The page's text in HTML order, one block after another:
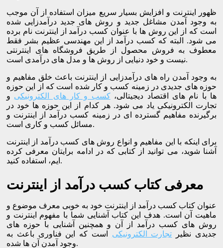
ظهور اینترنت و افزایش بسیار سریع میزان استفاده از آن موجب
به وجود آمدن مشاغل جدید و روش های جدید درآمدزایی شده
است که از این روش ها با عنوان کسب درآمد از اینترنت نام برده
می شود. البته که کسب درآمد از این مهندسی عظیم بشر فقط
معطوف به فروش محصول از طریق فروشگاه های اینترنتی
نیست و خود دنیایی از روش ها و مدل های درآمدی است.
به وجود آمدن راه های درآمدزایی از اینترنت باعث خلق مفاهیم و
حوزه های جدیدی در زمینه کسب و کار شده است که از این حوزه
ها با نام های اقتصاد دیجیتالی،کسب و کار های الکترونیکی و
تجارت الکترونیکی یاد می شود. هر کدام از این حوزه ها خود در
برگیرنده مفاهیم گسترده ای در زمینه کسب درآمد از اینترنت و
مسائل کسب و کاری است.
برای اینکه با این مفاهیم و انواع روش های کسب درآمد از اینترنت
آشنا شوید، می توانید از کتابی که در ادامه برایتان معرفی کرده
ایم، استفاده کنید.
معرفی کتاب کسب درآمد از اینترنت
عنوان کتاب کسب درآمد از اینترنت خود به خوبی معرف موضوع و
ماهیت آن است. هدف این کتاب آشنایی شما با مفهوم اینترنت و
روش های کسب درآمد از آن و همچنین آشنایی با حوزه های
جدیدی نظیر تجارت الکترونیکی است که این فناوری باعث به
وجود آمدن آن ها شده.